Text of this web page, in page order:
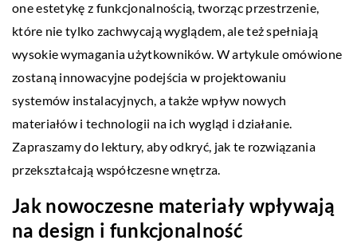
one estetykę z funkcjonalnością, tworząc przestrzenie,
które nie tylko zachwycają wyglądem, ale też spełniają
wysokie wymagania użytkowników. W artykule omówione
zostaną innowacyjne podejścia w projektowaniu
systemów instalacyjnych, a także wpływ nowych
materiałów i technologii na ich wygląd i działanie.
Zapraszamy do lektury, aby odkryć, jak te rozwiązania
przekształcają współczesne wnętrza.
Jak nowoczesne materiały wpływają
na design i funkcjonalność